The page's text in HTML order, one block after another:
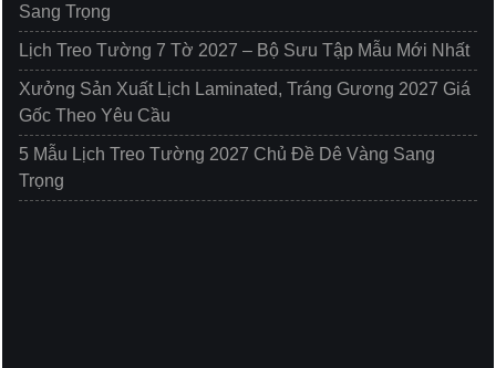
Sang Trọng
Lịch Treo Tường 7 Tờ 2027 – Bộ Sưu Tập Mẫu Mới Nhất
Xưởng Sản Xuất Lịch Laminated, Tráng Gương 2027 Giá
Gốc Theo Yêu Cầu
5 Mẫu Lịch Treo Tường 2027 Chủ Đề Dê Vàng Sang
Trọng